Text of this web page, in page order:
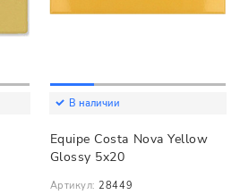
В наличии
Equipe Costa Nova Yellow
Glossy 5x20
Артикул: 28449